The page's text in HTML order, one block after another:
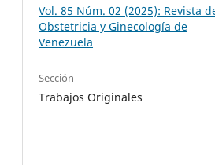
Vol. 85 Núm. 02 (2025): Revista
Obstetricia y Ginecología de
Venezuela
Sección
Trabajos Originales